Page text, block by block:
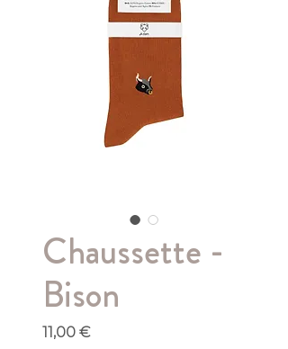
Chaussette -
Bison
11,00 €Prix